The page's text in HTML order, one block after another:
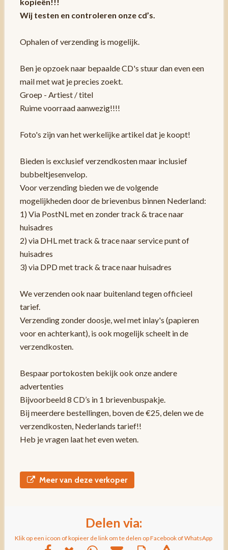
kopieën!!!
Wij testen en controleren onze cd’s.
Ophalen of verzending is mogelijk.
Ben je opzoek naar bepaalde CD's stuur dan even een
mail met wat je precies zoekt.
Groep - Artiest / titel
Ruime voorraad aanwezig!!!!
Foto's zijn van het werkelijke artikel dat je koopt!
Bieden is exclusief verzendkosten maar inclusief
bubbeltjesenvelop.
Voor verzending bieden we de volgende
mogelijkheden door de brievenbus binnen Nederland:
1) Via PostNL met en zonder track & trace naar
huisadres
2) via DHL met track & trace naar service punt of
huisadres
3) via DPD met track & trace naar huisadres
We verzenden ook naar buitenland tegen officieel
tarief.
Verzending zonder doosje, wel met inlay's (papieren
voor en achterkant), is ook mogelijk scheelt in de
verzendkosten.
Bespaar portokosten bekijk ook onze andere
advertenties
Bijvoorbeeld 8 CD’s in 1 brievenbuspakje.
Bij meerdere bestellingen, boven de €25, delen we de
verzendkosten, Nederlands tarief!!
Heb je vragen laat het even weten.
Meer van deze verkoper
Delen via:
Klik op een icoon of kopieer de link om te delen op Facebook of WhatsApp